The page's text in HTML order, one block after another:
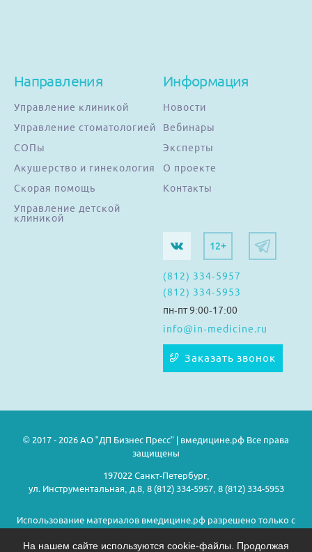
Направления
Управление клиникой
Управление стоматологией
СОПы
Акушерство и гинекология
Скорая помощь
Управление детской
клиникой
Информация
Новости
Вебинары
Эксперты
О проекте
Контакты
12+
(812) 334-5957
(812) 334-5953
пн-пт 9:00-17:00
info@in-medicine.ru
Заказать звонок
© 2017 - 2026 АО "ДП Бизнес Пресс" | вмедицине.рф Все права
защищены
197022 Санкт-Петербург,
ул. Инструментальная, д.8, 8 (812) 334-5957, 8 (812) 334-5953
Использование материалов вмедицине.рф разрешено только с
На нашем сайте используются cookie-файлы. Продолжая